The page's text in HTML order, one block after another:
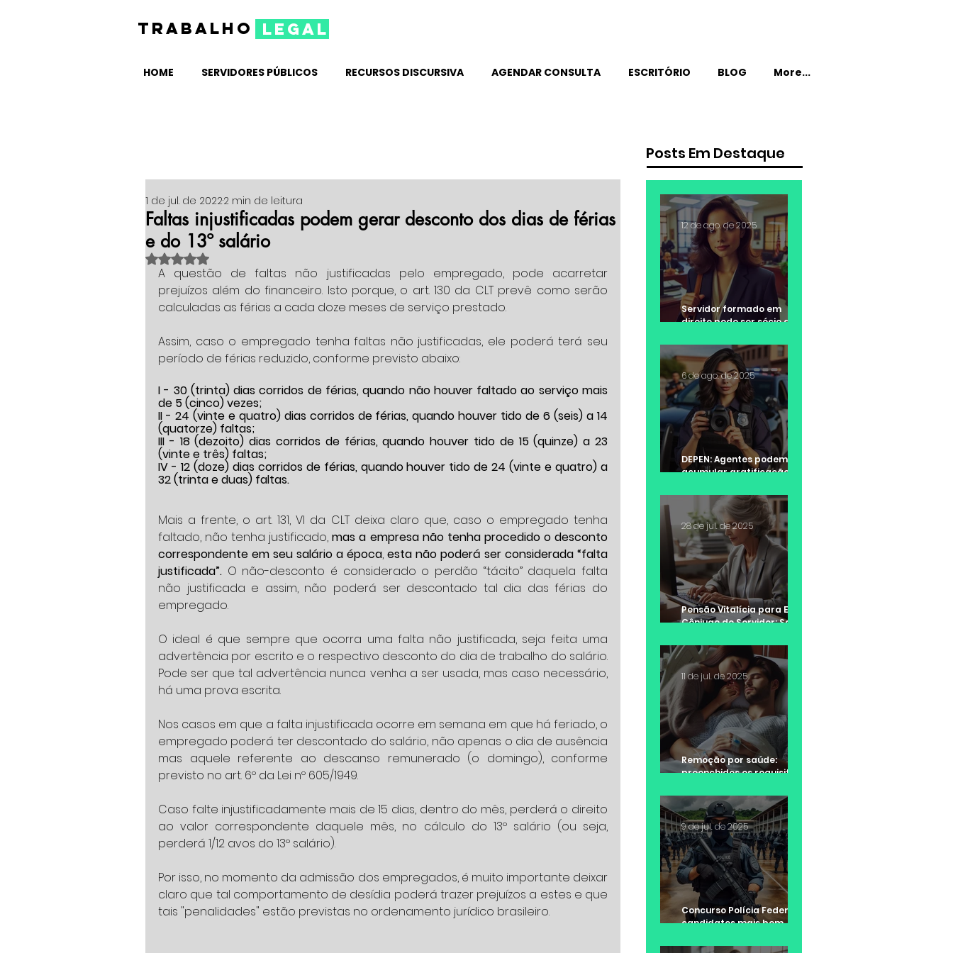
TRABALHO legal
HOME SERVIDORES PÚBLICOS RECURSOS DISCURSIVA AGENDAR CONSULTA ESCRITÓRIO BLOG More...
Faltas injustificadas podem gerar desconto dos dias de férias
e do 13º salário
1 de jul. de 20222 min de leitura
Avaliado com NaN de 5 estrelas.
A questão de faltas não justificadas pelo empregado, pode acarretar
prejuízos além do financeiro. Isto porque, o art. 130 da CLT prevê como serão
calculadas as férias a cada doze meses de serviço prestado.
Assim, caso o empregado tenha faltas não justificadas, ele poderá terá seu
período de férias reduzido, conforme previsto abaixo:
I - 30 (trinta) dias corridos de férias, quando não houver faltado ao serviço mais
de 5 (cinco) vezes;
II - 24 (vinte e quatro) dias corridos de férias, quando houver tido de 6 (seis) a 14
(quatorze) faltas;
III - 18 (dezoito) dias corridos de férias, quando houver tido de 15 (quinze) a 23
(vinte e três) faltas;
IV - 12 (doze) dias corridos de férias, quando houver tido de 24 (vinte e quatro) a
32 (trinta e duas) faltas.
Mais a frente, o art. 131, VI da CLT deixa claro que, caso o empregado tenha
faltado, não tenha justificado, mas a empresa não tenha procedido o desconto
correspondente em seu salário a época, esta não poderá ser considerada “falta
justificada”. O não-desconto é considerado o perdão “tácito” daquela falta
não justificada e assim, não poderá ser descontado tal dia das férias do
empregado.
O ideal é que sempre que ocorra uma falta não justificada, seja feita uma
advertência por escrito e o respectivo desconto do dia de trabalho do salário.
Pode ser que tal advertência nunca venha a ser usada, mas caso necessário,
há uma prova escrita.
Nos casos em que a falta injustificada ocorre em semana em que há feriado, o
empregado poderá ter descontado do salário, não apenas o dia de ausência
mas aquele referente ao descanso remunerado (o domingo), conforme
previsto no art. 6º da Lei nº 605/1949.
Caso falte injustificadamente mais de 15 dias, dentro do mês, perderá o direito
ao valor correspondente daquele mês, no cálculo do 13º salário (ou seja,
perderá 1/12 avos do 13º salário).
Por isso, no momento da admissão dos empregados, é muito importante deixar
claro que tal comportamento de desídia poderá trazer prejuízos a estes e que
tais "penalidades" estão previstas no ordenamento jurídico brasileiro.
Posts Em Destaque
Servidor formado em
direito pode ser sócio de
12 de ago. de 2025
DEPEN: Agentes podem
acumular gratificação de
insalubridade?
6 de ago. de 2025
Pensão Vitalícia para Ex-
Cônjuge de Servidor: Saiba
28 de jul. de 2025
Remoção por saúde:
preenchidos os requisitos
da Administração Pública
11 de jul. de 2025
Concurso Polícia Federal:
candidatos mais bem
preferência na escolha da
9 de jul. de 2025